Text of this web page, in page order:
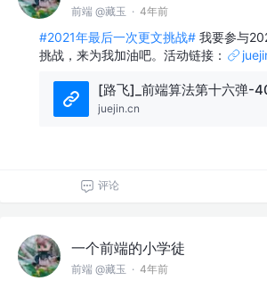
前端 @藏玉 · 4年前
#2021年最后一次更文挑战# 我要参与
挑战，来为我加油吧。活动链接：
juejin.cn
评论
一个前端的小学徒
前端 @藏玉 · 4年前